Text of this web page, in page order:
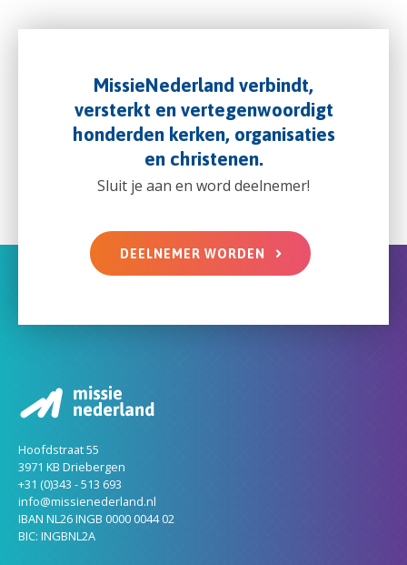
MissieNederland verbindt,
versterkt en vertegenwoordigt
honderden kerken, organisaties
en christenen.
Sluit je aan en word deelnemer!
DEELNEMER WORDEN
Hoofdstraat 55
3971 KB Driebergen
+31 (0)343 - 513 693
info@missienederland.nl
IBAN NL26 INGB 0000 0044 02
BIC: INGBNL2A